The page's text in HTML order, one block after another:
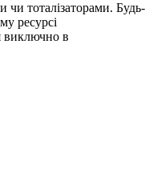
чи тоталізаторами. Будь-
ресурсі
виключно в